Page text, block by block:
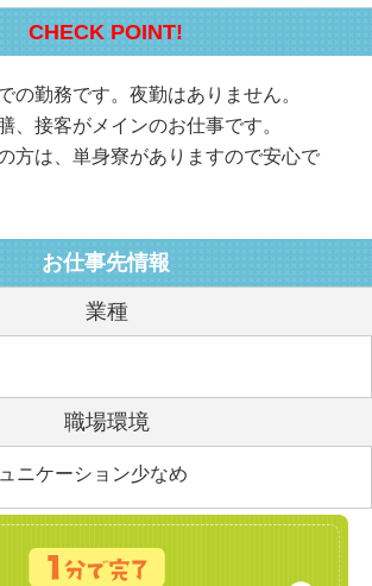
CHECK POINT!
の勤務です。夜勤はありません。
、接客がメインのお仕事です。
方は、単身寮がありますので安心で
お仕事先情報
業種
職場環境
ニケーション少なめ